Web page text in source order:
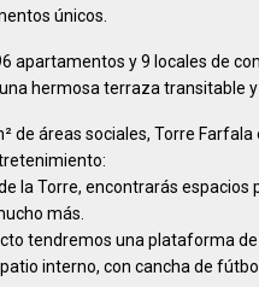
únicos.
apartamentos y 9 locales de
hermosa terraza transitable
de áreas sociales, Torre
la Torre, encontrarás espacios
más.
tendremos una plataforma
interno, con cancha de